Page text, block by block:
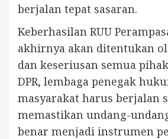
berjalan tepat sasaran.
Keberhasilan RUU
akhirnya akan ditentukan
dan keseriusan semua
DPR, lembaga penegak
masyarakat harus berjalan
memastikan undang-
benar menjadi instrumen